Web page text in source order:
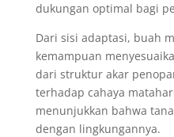
dukungan optimal bagi
Dari sisi adaptasi, buah
kemampuan
dari struktur akar
terhadap cahaya
menunjukkan bahwa
dengan lingkungannya.